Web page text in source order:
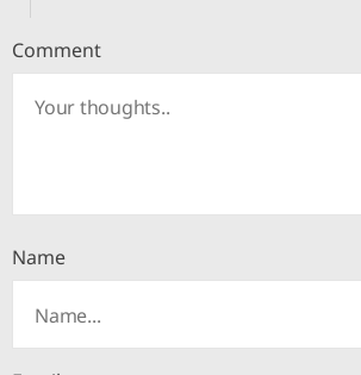
Comment
Name